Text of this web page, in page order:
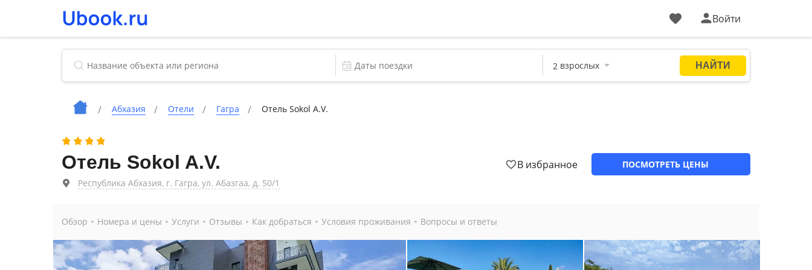
Войти
Абхазия Отели Гагра Отель Sokol A.V.
Отель Sokol A.V.
Республика Абхазия, г. Гагра, ул. Абазгаа, д. 50/1
В избранное ПОСМОТРЕТЬ ЦЕНЫ
Обзор Номера и цены Услуги Отзывы Как добраться Условия проживания Вопросы и ответы